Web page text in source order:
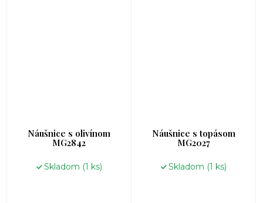
Náušnice s olivínom
MG2842
Skladom (1 ks)
Náušnice s topásom
MG2027
Skladom (1 ks)